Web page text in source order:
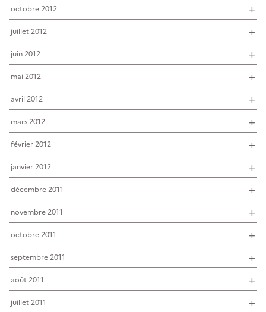
octobre 2012
juillet 2012
juin 2012
mai 2012
avril 2012
mars 2012
février 2012
janvier 2012
décembre 2011
novembre 2011
octobre 2011
septembre 2011
août 2011
juillet 2011